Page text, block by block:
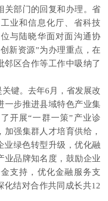
部门的回复和办理。省
业和信息化厅、省科技
与陆晓华面对面沟通协
新资源”为办理重点，在
邻区合作等工作中吸纳了
键。去年6月，省发展改
一步推进县域特色产业集
开展“一群一策”产业诊
强集群人才培育供给，
业绿色转型升级，优化融
业品牌知名度，鼓励企业
支持，优化金融服务支
化结对合作共同成长共12